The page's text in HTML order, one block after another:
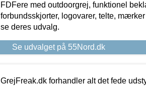
FDFere med outdoorgrej, funktionel
forbundsskjorter, logovarer, telte,
se deres udvalg.
Se udvalget på 55Nord.dk
GrejFreak.dk forhandler alt det fede